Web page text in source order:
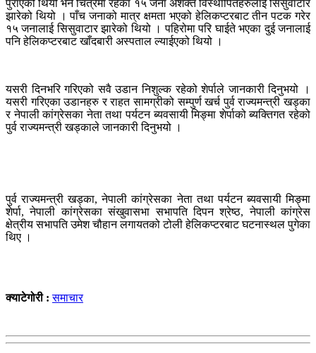
पुराएको थियो भने चित्रेमा रहेका १५ जना अशक्त विस्थापितहरुलाई सिसुवाटार
झारेको थियो । पाँच जनाको मात्र क्षमता भएको हेलिकप्टरबाट तीन पटक गरेर
१५ जनालाई सिसुवाटार झारेको थियो । पहिरोमा परि घाईते भएका दुई जनालाई
पनि हेलिकप्टरबाट खाँदबारी अस्पताल ल्याईएको थियो ।
यसरी दिनभरि गरिएको सवै उडान निशुल्क रहेको शेर्पाले जानकारी दिनुभयो ।
यसरी गरिएका उडानहरु र राहत सामग्रीको सम्पुर्ण खर्च पुर्व राज्यमन्त्री खड्का
र नेपाली कांग्रेसका नेता तथा पर्यटन ब्यवसायी मिङ्मा शेर्पाको ब्यक्तिगत रहेको
पुर्व राज्यमन्त्री खड्काले जानकारी दिनुभयो ।
पुर्व राज्यमन्त्री खड्का, नेपाली कांग्रेसका नेता तथा पर्यटन ब्यवसायी मिङ्मा
शेर्पा, नेपाली कांग्रेसका संखुवासभा सभापति दिपन श्रेष्ठ, नेपाली कांग्रेस
क्षेत्रीय सभापति उमेश चौहान लगायतको टोली हेलिकप्टरबाट घटनास्थल पुगेका
थिए ।
क्याटेगोरी :समाचार